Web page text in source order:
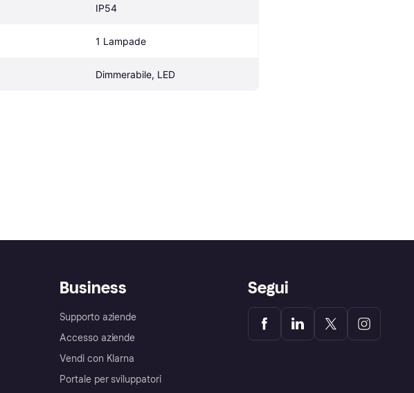
IP54
1 Lampade
Dimmerabile, LED
Business
Supporto aziende
Accesso aziende
Vendi con Klarna
Portale per sviluppatori
Segui